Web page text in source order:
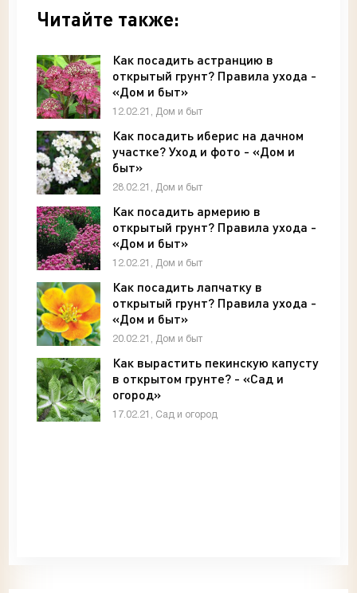
Читайте также:
Как посадить астранцию в
открытый грунт? Правила ухода -
«Дом и быт»
12.02.21, Дом и быт
Как посадить иберис на дачном
участке? Уход и фото - «Дом и
быт»
28.02.21, Дом и быт
Как посадить армерию в
открытый грунт? Правила ухода -
«Дом и быт»
12.02.21, Дом и быт
Как посадить лапчатку в
открытый грунт? Правила ухода -
«Дом и быт»
20.02.21, Дом и быт
Как вырастить пекинскую капусту
в открытом грунте? - «Сад и
огород»
17.02.21, Сад и огород